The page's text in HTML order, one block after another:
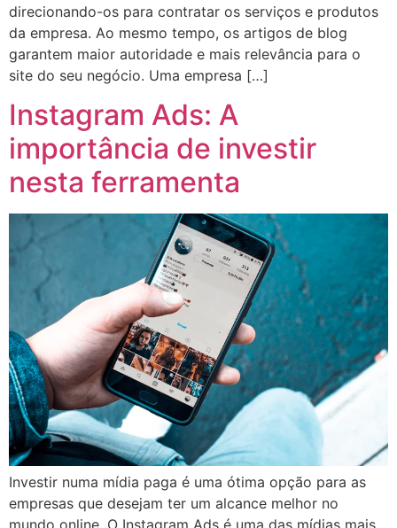
direcionando-os para contratar os serviços e produtos
da empresa. Ao mesmo tempo, os artigos de blog
garantem maior autoridade e mais relevância para o
site do seu negócio. Uma empresa […]
Instagram Ads: A
importância de investir
nesta ferramenta
Investir numa mídia paga é uma ótima opção para as
empresas que desejam ter um alcance melhor no